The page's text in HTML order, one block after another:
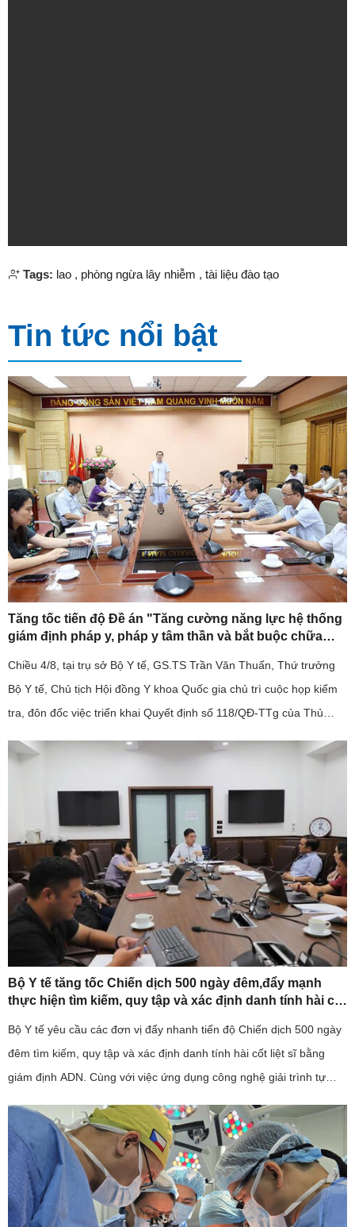
Tags: lao , phòng ngừa lây nhiễm , tài liệu đào tạo
Tin tức nổi bật
Tăng tốc tiến độ Đề án "Tăng cường năng lực hệ thống
giám định pháp y, pháp y tâm thần và bắt buộc chữa
Chiều 4/8, tại trụ sở Bộ Y tế, GS.TS Trần Văn Thuấn, Thứ trưởng
Bộ Y tế, Chủ tịch Hội đồng Y khoa Quốc gia chủ trì cuộc họp kiểm
tra, đôn đốc việc triển khai Quyết định số 118/QĐ-TTg của Thủ
Bộ Y tế tăng tốc Chiến dịch 500 ngày đêm,đẩy mạnh
thực hiện tìm kiếm, quy tập và xác định danh tính hài cốt
Bộ Y tế yêu cầu các đơn vị đẩy nhanh tiến độ Chiến dịch 500 ngày
đêm tìm kiếm, quy tập và xác định danh tính hài cốt liệt sĩ bằng
giám định ADN. Cùng với việc ứng dụng công nghệ giải trình tự